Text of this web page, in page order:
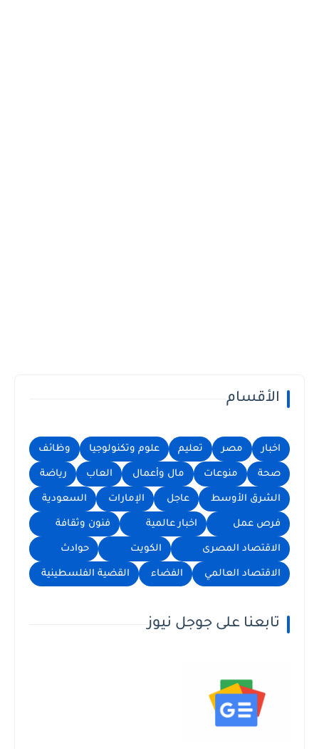
الأقسام
اخبار مصر تعليم علوم وتكنولوجيا وظائف
صحة منوعات مال وأعمال العاب رياضة
الشرق الأوسط عاجل الإمارات السعودية
فرص عمل اخبار عالمية فنون وثقافة
الاقتصاد المصرى الكويت حوادث
الاقتصاد العالمي الفضاء القضية الفلسطينية
تابعنا على جوجل نيوز